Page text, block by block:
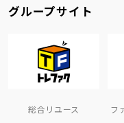
グループサイト
総合リユース フ